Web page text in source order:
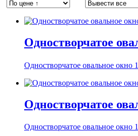
Одностворчатое
Одностворчатое овальное
Одностворчатое
Одностворчатое овальное